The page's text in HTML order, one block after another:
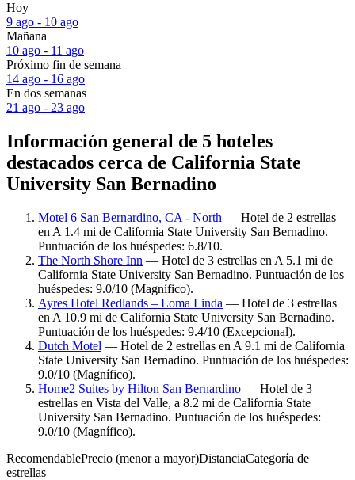
Hoy
9 ago - 10 ago
Mañana
10 ago - 11 ago
Próximo fin de semana
14 ago - 16 ago
En dos semanas
21 ago - 23 ago
Información general de 5 hoteles
destacados cerca de California State
University San Bernadino
Motel 6 San Bernardino, CA - North — Hotel de 2 estrellas
en A 1.4 mi de California State University San Bernadino.
Puntuación de los huéspedes: 6.8/10.
The North Shore Inn — Hotel de 3 estrellas en A 5.1 mi de
California State University San Bernadino. Puntuación de los
huéspedes: 9.0/10 (Magnífico).
Ayres Hotel Redlands – Loma Linda — Hotel de 3 estrellas
en A 10.9 mi de California State University San Bernadino.
Puntuación de los huéspedes: 9.4/10 (Excepcional).
Dutch Motel — Hotel de 2 estrellas en A 9.1 mi de California
State University San Bernadino. Puntuación de los huéspedes:
9.0/10 (Magnífico).
Home2 Suites by Hilton San Bernardino — Hotel de 3
estrellas en Vista del Valle, a 8.2 mi de California State
University San Bernadino. Puntuación de los huéspedes:
9.0/10 (Magnífico).
RecomendablePrecio (menor a mayor)DistanciaCategoría de
estrellas